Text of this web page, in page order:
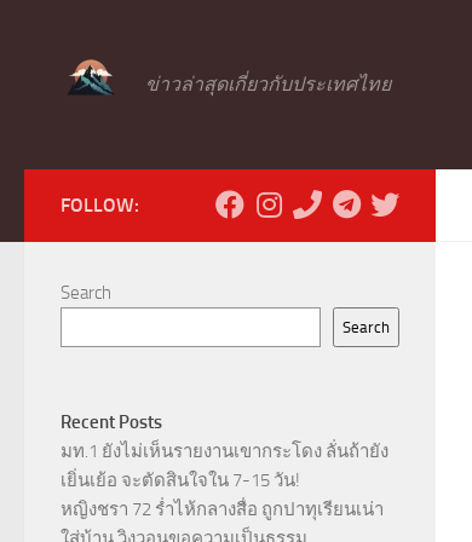
ข่าวล่าสุดเกี่ยวกับประเทศไทย
FOLLOW:
Search
Search
Recent Posts
มท.1 ยังไม่เห็นรายงานเขากระโดง ลั่นถ้ายัง
เยิ่นเย้อ จะตัดสินใจใน 7-15 วัน!
หญิงชรา 72 ร่ำไห้กลางสื่อ ถูกปาทุเรียนเน่า